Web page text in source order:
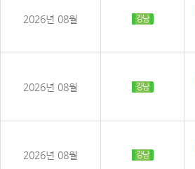
2026년 08월 강남
2026년 08월 강남
2026년 08월 강남